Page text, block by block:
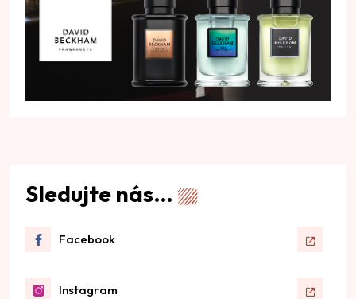
Sledujte nás…
Facebook
Instagram